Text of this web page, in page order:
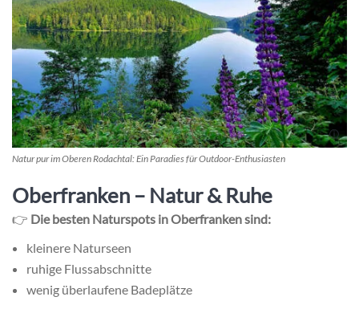
Natur pur im Oberen Rodachtal: Ein Paradies für Outdoor-Enthusiasten
Oberfranken – Natur & Ruhe
👉 Die besten Naturspots in Oberfranken sind:
kleinere Naturseen
ruhige Flussabschnitte
wenig überlaufene Badeplätze